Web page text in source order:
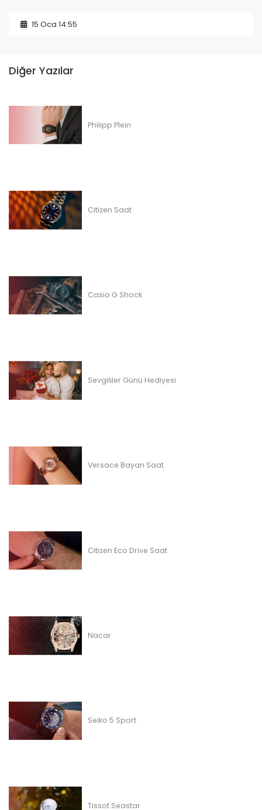
15 Oca 14:55
Diğer Yazılar
Philipp Plein
Citizen Saat
Casio G Shock
Sevgililer Günü Hediyesi
Versace Bayan Saat
Citizen Eco Drive Saat
Nacar
Seiko 5 Sport
Tissot Seastar